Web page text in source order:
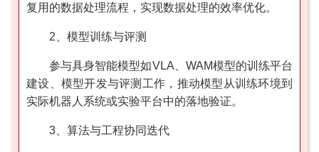
复用的数据处理流程，实现数据处理的效率优化。
2、模型训练与评测
参与具身智能模型如VLA、WAM模型的训练平台
建设、模型开发与评测工作，推动模型从训练环境到
实际机器人系统或实验平台中的落地验证。
3、算法与工程协同迭代